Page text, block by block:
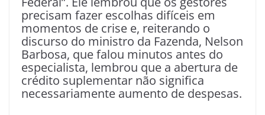
precisam fazer escolhas difíceis em
momentos de crise e, reiterando o
discurso do ministro da Fazenda, Nelson
Barbosa, que falou minutos antes do
especialista, lembrou que a abertura de
crédito suplementar não significa
necessariamente aumento de despesas.